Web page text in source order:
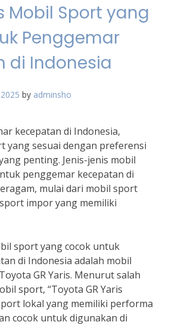
Mobil Sport yang
Penggemar
di Indonesia
by adminsho
kecepatan di Indonesia,
yang sesuai dengan preferensi
penting. Jenis-jenis mobil
penggemar kecepatan di
mulai dari mobil sport
impor yang memiliki
sport yang cocok untuk
di Indonesia adalah mobil
GR Yaris. Menurut salah
sport, “Toyota GR Yaris
lokal yang memiliki performa
cocok untuk digunakan di